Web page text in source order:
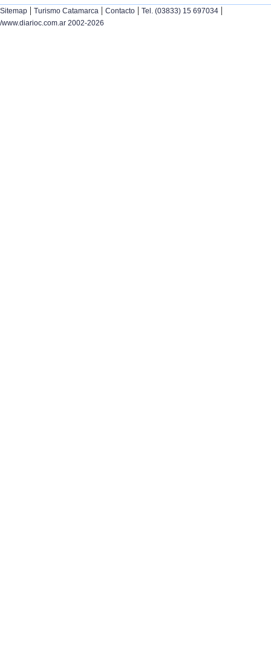
Sitemap | Turismo Catamarca | Contacto | Tel. (03833) 15 697034 |
/www.diarioc.com.ar 2002-2026